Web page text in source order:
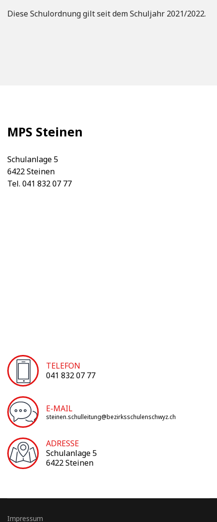
Diese Schulordnung gilt seit dem Schuljahr 2021/2022.
MPS Steinen
Schulanlage 5
6422 Steinen
Tel. 041 832 07 77
TELEFON
041 832 07 77
E-MAIL
steinen.schulleitung@bezirksschulenschwyz.ch
ADRESSE
Schulanlage 5
6422 Steinen
Impressum